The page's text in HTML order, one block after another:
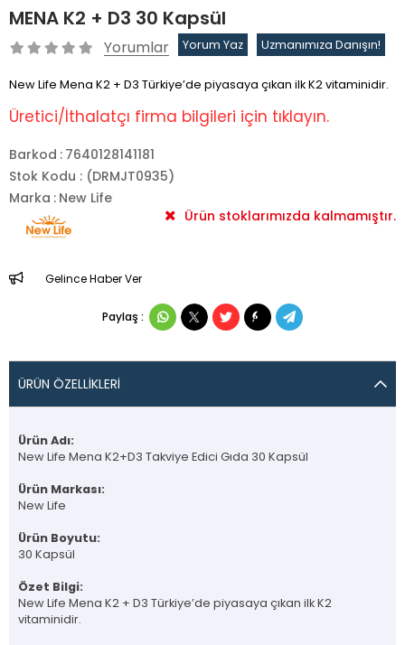
MENA K2 + D3 30 Kapsül
Yorumlar Yorum Yaz Uzmanımıza Danışın!
New Life Mena K2 + D3 Türkiye’de piyasaya çıkan ilk K2 vitaminidir.
Üretici/İthalatçı firma bilgileri için tıklayın.
Barkod : 7640128141181
Stok Kodu
(DRMJT0935)
Ürün stoklarımızda kalmamıştır.
Marka : New Life
Gelince Haber Ver
Paylaş :
ÜRÜN ÖZELLIKLERI
Ürün Adı:
New Life Mena K2+D3 Takviye Edici Gıda 30 Kapsül
Ürün Markası:
New Life
Ürün Boyutu:
30 Kapsül
Özet Bilgi:
New Life Mena K2 + D3 Türkiye’de piyasaya çıkan ilk K2
vitaminidir.